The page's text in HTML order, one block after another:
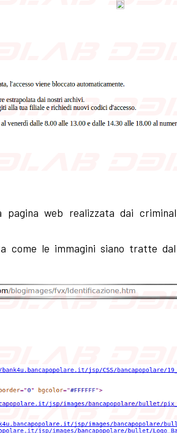
pagina web realizzata dai
come le immagini siano tratte